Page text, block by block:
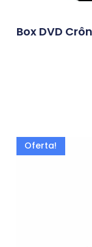
Box DVD
Oferta!